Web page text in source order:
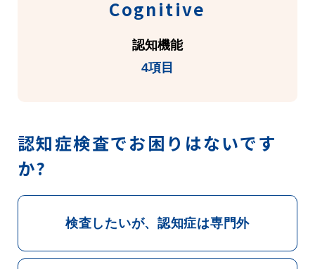
Cognitive
認知機能
4項目
認知症検査でお困りはないです
か?
検査したいが、認知症は専門外